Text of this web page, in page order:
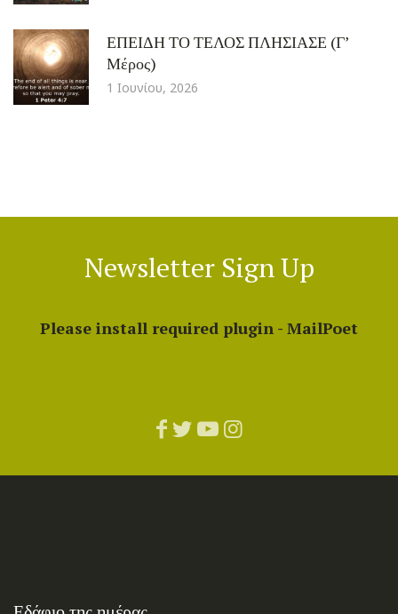
ΕΠΕΙΔΗ ΤΟ ΤΕΛΟΣ ΠΛΗΣΙΑΣΕ (Γ’
Μέρος)
1 Ιουνίου, 2026
Newsletter Sign Up
Please install required plugin - MailPoet